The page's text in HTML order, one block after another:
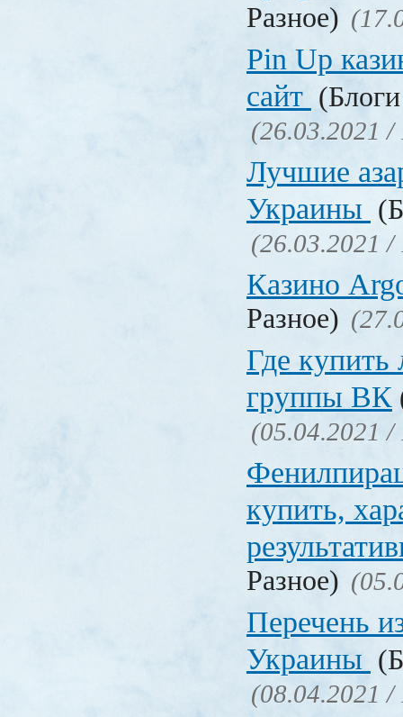
Разное)
Pin Up
сайт
(26.03.2021 /
Лучшие
Украины
(26.03.2021 /
Казино
Разное)
Где купить
группы ВК
(05.04.2021 /
купить,
Разное)
Перечень
Украины
(08.04.2021 /